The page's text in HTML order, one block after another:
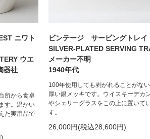
ニワト
ウエ
器社
所から食卓
す。温かい
た実用品で
ビンテージ サービングトレイ
SILVER-PLATED SERVING
メーカー不明
1940年代
100年使用しても剥がれることがな
厚い銀メッキです。ウイスキーデカ
やシェリーグラスをこの上に置いて
す。
26,000円(税込28,600円)